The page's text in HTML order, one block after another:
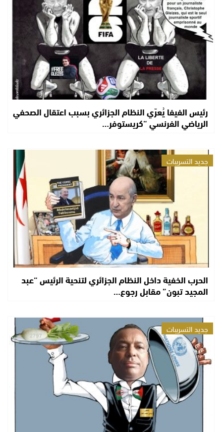
رئيس الفيفا يُعرّي النظام الجزائري بسبب اعتقال الصحفي
الرياضي الفرنسي “كريستوفر…
جديد التسريبات
الحرب الخفية داخل النظام الجزائري لتنحية الرئيس “عبد
المجيد تبون” مقابل رجوع…
جديد التسريبات